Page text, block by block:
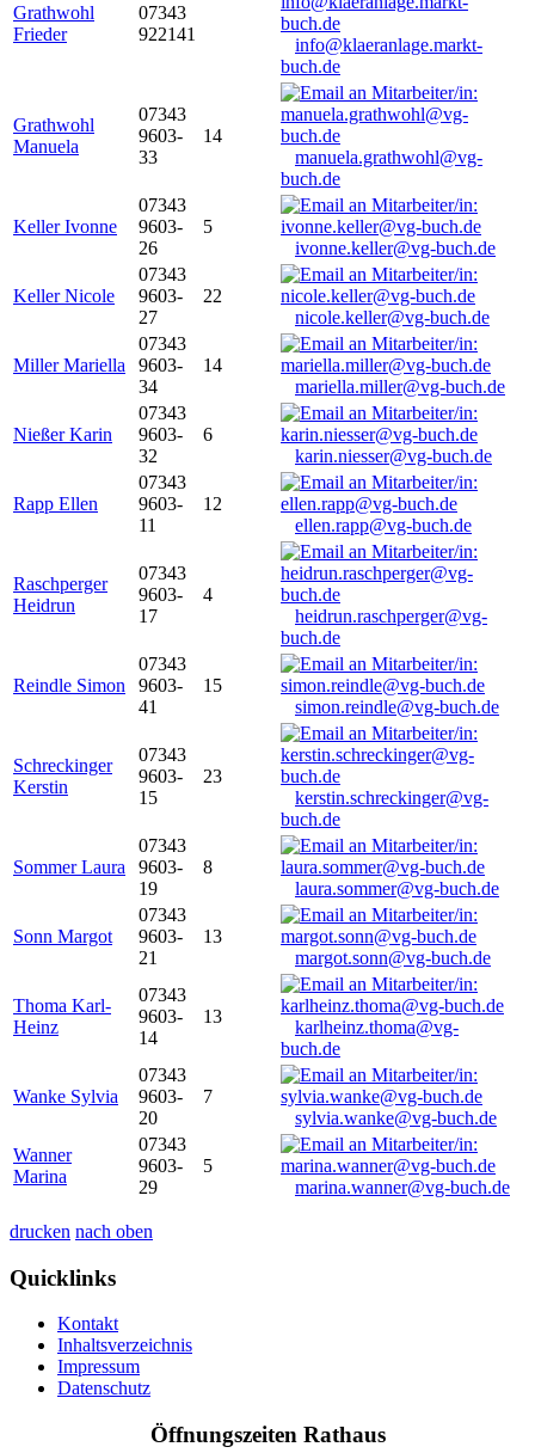
Grathwohl
Frieder
07343
922141
info@klaeranlage.markt-
buch.de
Grathwohl
Manuela
07343
9603-
33
14
manuela.grathwohl@vg-
buch.de
Keller Ivonne
07343
9603-
26
5
ivonne.keller@vg-buch.de
Keller Nicole
07343
9603-
27
22
nicole.keller@vg-buch.de
Miller Mariella
07343
9603-
34
14
mariella.miller@vg-buch.de
Nießer Karin
07343
9603-
32
6
karin.niesser@vg-buch.de
Rapp Ellen
07343
9603-
11
12
ellen.rapp@vg-buch.de
Raschperger
Heidrun
07343
9603-
17
4
heidrun.raschperger@vg-
buch.de
Reindle Simon
07343
9603-
41
15
simon.reindle@vg-buch.de
Schreckinger
Kerstin
07343
9603-
15
23
kerstin.schreckinger@vg-
buch.de
Sommer Laura
07343
9603-
19
8
laura.sommer@vg-buch.de
Sonn Margot
07343
9603-
21
13
margot.sonn@vg-buch.de
Thoma Karl-
Heinz
07343
9603-
14
13
karlheinz.thoma@vg-
buch.de
Wanke Sylvia
07343
9603-
20
7
sylvia.wanke@vg-buch.de
Wanner
Marina
07343
9603-
29
5
marina.wanner@vg-buch.de
drucken nach oben
Quicklinks
Kontakt
Inhaltsverzeichnis
Impressum
Datenschutz
Öffnungszeiten Rathaus